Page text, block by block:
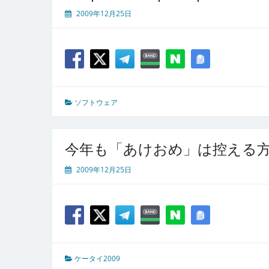
2009年12月25日
ソフトウェア
今年も「あけおめ」は控える
2009年12月25日
ケータイ2009